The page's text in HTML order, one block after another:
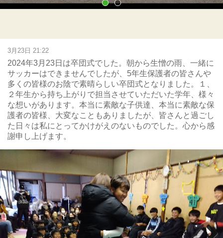
3月23日 21:22
2024年3月23日は卒団式でした。朝から生憎の雨、一緒に
サッカーはできませんでしたが、5年生保護者の皆さんや
多くの皆様のお陰で素晴らしい卒団式となりました。１、
２年生から持ち上がりで担当させていただいた学年、様々
な想いがあります。本当に素敵な子供達、本当に素敵な保
護者の皆様、大変なこともありましたが、皆さんと過ごし
た日々は私にとってかけがえのないものでした。心から感
謝申し上げます。